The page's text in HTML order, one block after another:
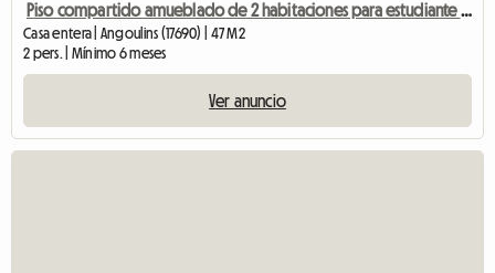
Piso compartido amueblado de 2 habitaciones para estudiante en Angoulins frente a
Casa entera | Angoulins (17690) | 47 M2
2 pers. | Mínimo 6 meses
Ver anuncio